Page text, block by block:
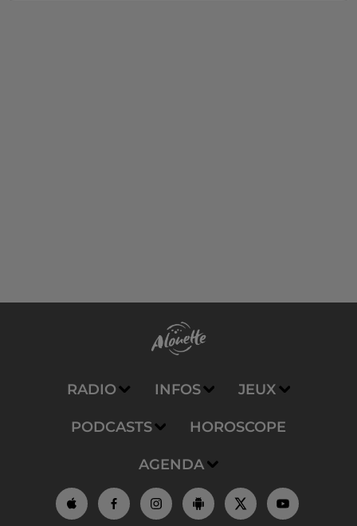
RADIO INFOS JEUX
PODCASTS HOROSCOPE
AGENDA